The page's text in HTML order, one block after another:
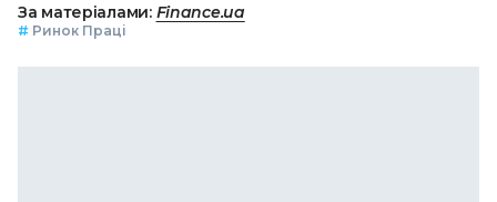
За матеріалами: Finance.ua
# Ринок Праці